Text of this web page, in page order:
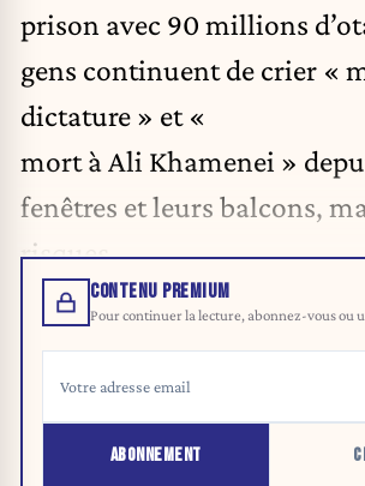
prison avec 90 millions
gens continuent de crier «
dictature » et «
mort à Ali Khamenei »
fenêtres et leurs balcons,
risques.
CONTENU PREMIUM
Pour continuer la lecture, abonnez-vous ou
ABONNEMENT